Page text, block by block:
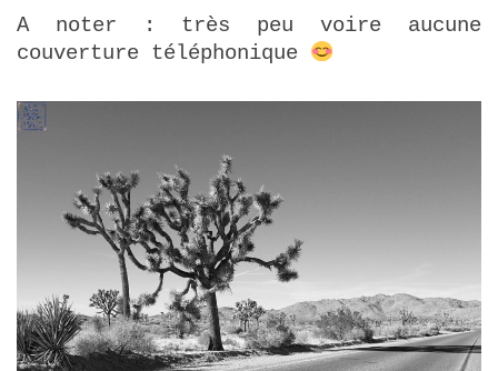
A noter : très peu voire aucune
couverture téléphonique